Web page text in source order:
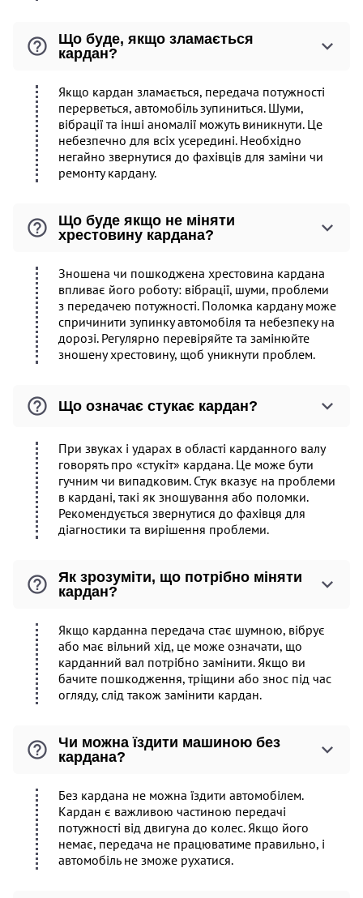
Що буде, якщо зламається
кардан?
Якщо кардан зламається, передача потужності
перерветься, автомобіль зупиниться. Шуми,
вібрації та інші аномалії можуть виникнути. Це
небезпечно для всіх усередині. Необхідно
негайно звернутися до фахівців для заміни чи
ремонту кардану.
Що буде якщо не міняти
хрестовину кардана?
Зношена чи пошкоджена хрестовина кардана
впливає його роботу: вібрації, шуми, проблеми
з передачею потужності. Поломка кардану може
спричинити зупинку автомобіля та небезпеку на
дорозі. Регулярно перевіряйте та замінюйте
зношену хрестовину, щоб уникнути проблем.
Що означає стукає кардан?
При звуках і ударах в області карданного валу
говорять про «стукіт» кардана. Це може бути
гучним чи випадковим. Стук вказує на проблеми
в кардані, такі як зношування або поломки.
Рекомендується звернутися до фахівця для
діагностики та вирішення проблеми.
Як зрозуміти, що потрібно міняти
кардан?
Якщо карданна передача стає шумною, вібрує
або має вільний хід, це може означати, що
карданний вал потрібно замінити. Якщо ви
бачите пошкодження, тріщини або знос під час
огляду, слід також замінити кардан.
Чи можна їздити машиною без
кардана?
Без кардана не можна їздити автомобілем.
Кардан є важливою частиною передачі
потужності від двигуна до колес. Якщо його
немає, передача не працюватиме правильно, і
автомобіль не зможе рухатися.